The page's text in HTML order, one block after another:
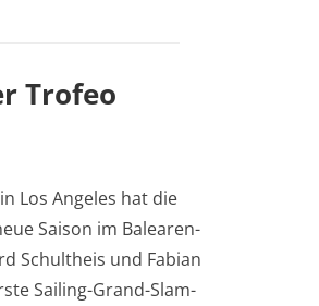
Trofeo
Los Angeles hat die
Saison im Balearen-
Schultheis und Fabian
Sailing-Grand-Slam-